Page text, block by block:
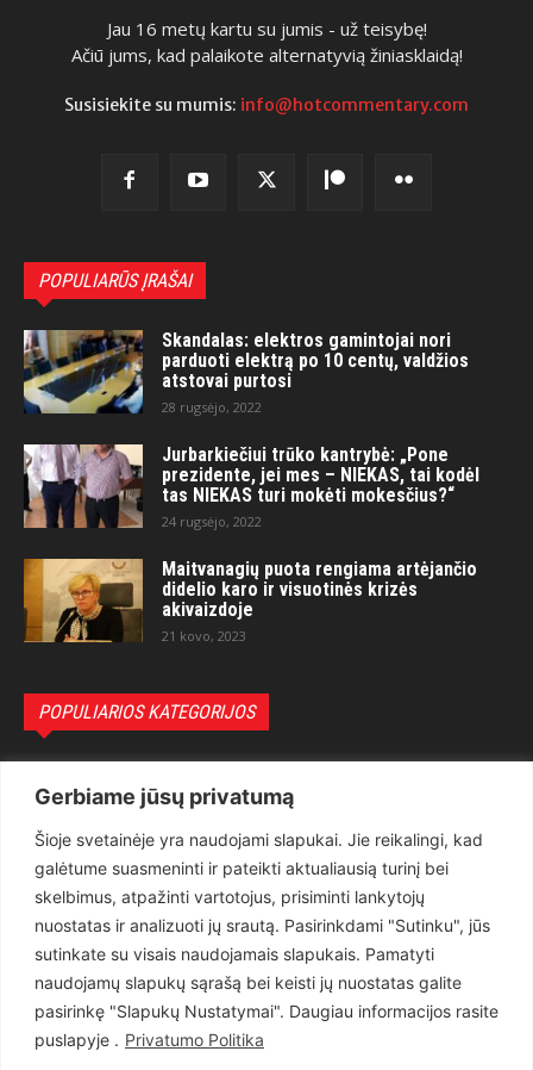
Gerbiame jūsų privatumą
Šioje svetainėje yra naudojami slapukai. Jie reikalingi, kad
galėtume suasmeninti ir pateikti aktualiausią turinį bei
skelbimus, atpažinti vartotojus, prisiminti lankytojų
nuostatas ir analizuoti jų srautą. Pasirinkdami "Sutinku", jūs
sutinkate su visais naudojamais slapukais. Pamatyti
naudojamų slapukų sąrašą bei keisti jų nuostatas galite
pasirinkę "Slapukų Nustatymai". Daugiau informacijos rasite
puslapyje . Privatumo Politika
Jau 16 metų kartu su jumis - už teisybę!
Ačiū jums, kad palaikote alternatyvią žiniasklaidą!
Susisiekite su mumis: info@hotcommentary.com
POPULIARŪS ĮRAŠAI
Skandalas: elektros gamintojai nori
parduoti elektrą po 10 centų, valdžios
atstovai purtosi
28 rugsėjo, 2022
Jurbarkiečiui trūko kantrybė: „Pone
prezidente, jei mes – NIEKAS, tai kodėl
tas NIEKAS turi mokėti mokesčius?“
24 rugsėjo, 2022
Maitvanagių puota rengiama artėjančio
didelio karo ir visuotinės krizės
akivaizdoje
21 kovo, 2023
POPULIARIOS KATEGORIJOS
Teisėsauga
1497
Aktualu
Lietuva
619
Pasaulis
Статьи на русском
Articles in english